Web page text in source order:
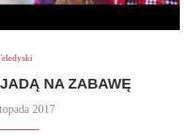
NA ZABAWĘ
2017